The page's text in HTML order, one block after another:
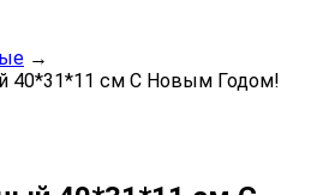
→
40*31*11 см С Новым Годом!